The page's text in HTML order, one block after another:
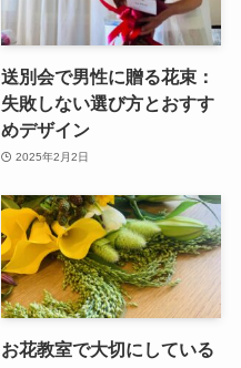
送別会で男性に贈る花束：
失敗しない選び方とおすす
めデザイン
2025年2月2日
お花教室で大切にしている